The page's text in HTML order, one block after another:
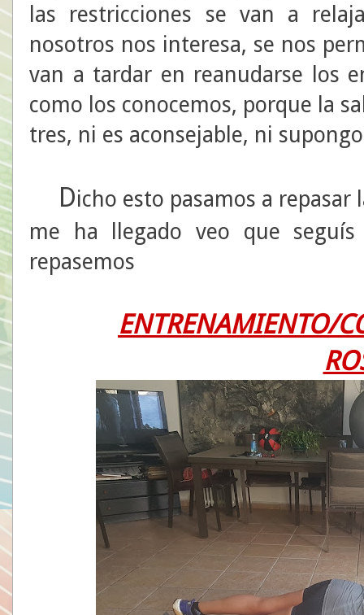
las restricciones se van a
nosotros nos interesa, se nos
van a tardar en reanudarse los
como los conocemos, porque la
tres, ni es aconsejable, ni
Dicho esto pasamos a
me ha llegado veo que
repasemos
ENTRENAMIENTO/